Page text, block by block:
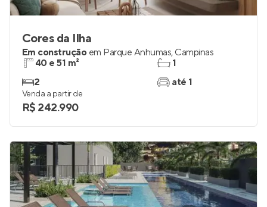
Cores da Ilha
Em construção em Parque Anhumas, Campinas
40 e 51 m²
2
1
até 1
Venda a partir de
R$ 242.990